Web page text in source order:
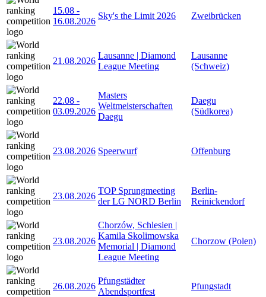
15.08 -
16.08.2026
Sky's the Limit 2026 Zweibrücken
21.08.2026
Lausanne | Diamond
League Meeting
Lausanne
(Schweiz)
22.08 -
03.09.2026
Masters
Weltmeisterschaften
Daegu
Daegu
(Südkorea)
23.08.2026 Speerwurf Offenburg
23.08.2026
TOP Sprungmeeting
der LG NORD Berlin
Berlin-
Reinickendorf
23.08.2026
Chorzów, Schlesien |
Kamila Skolimowska
Memorial | Diamond
League Meeting
Chorzow (Polen)
26.08.2026
Pfungstädter
Abendsportfest
Pfungstadt